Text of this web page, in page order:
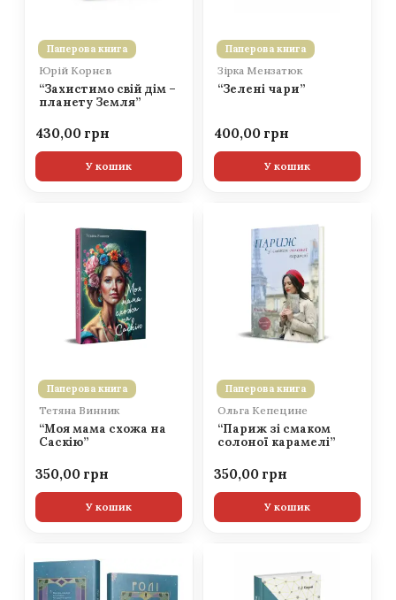
Паперова книга
Юрій Корнєв
“Захистимо свій дім –
планету Земля”
430,00
У кошик
Паперова книга
Зірка Мензатюк
“Зелені чари”
400,00
У кошик
Паперова книга
Тетяна Винник
“Моя мама схожа на
Саскію”
350,00
У кошик
Паперова книга
Ольга Кепецине
“Париж зі смаком
солоної карамелі”
350,00
У кошик